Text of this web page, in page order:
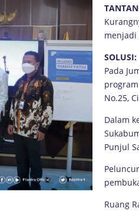
menjadi
SOLUSI:
Pada
No.25,
Dalam
Punjul
Ruang